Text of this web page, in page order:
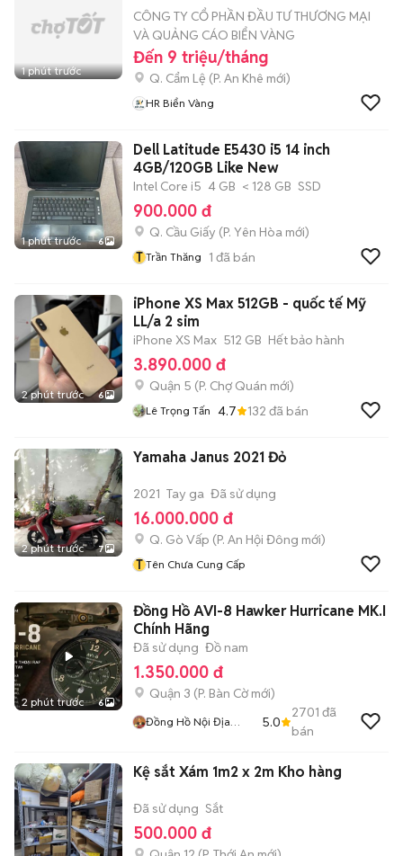
1 phút trước
CÔNG TY CỔ PHẦN ĐẦU TƯ THƯƠNG MẠI
VÀ QUẢNG CÁO BIỂN VÀNG
Đến 9 triệu/tháng
Q. Cẩm Lệ (P. An Khê mới)
HR Biển Vàng
1 phút trước 6
Dell Latitude E5430 i5 14 inch
4GB/120GB Like New
Intel Core i5 4 GB < 128 GB SSD
900.000 đ
Q. Cầu Giấy (P. Yên Hòa mới)
T Trần Thăng 1 đã bán
2 phút trước 6
iPhone XS Max 512GB - quốc tế Mỹ
LL/a 2 sim
iPhone XS Max 512 GB Hết bảo hành
3.890.000 đ
Quận 5 (P. Chợ Quán mới)
Lê Trọng Tấn 4.7 132 đã bán
2 phút trước 7
Yamaha Janus 2021 Đỏ
2021 Tay ga Đã sử dụng
16.000.000 đ
Q. Gò Vấp (P. An Hội Đông mới)
T Tên Chưa Cung Cấp
2 phút trước 6
Đồng Hồ AVI-8 Hawker Hurricane MK.I
Chính Hãng
Đã sử dụng Đồ nam
1.350.000 đ
Quận 3 (P. Bàn Cờmới)
Đồng Hồ Nội Địa
5.0
2701 đã
bán
Kệ sắt Xám 1m2 x 2m Kho hàng
Đã sử dụng Sắt
500.000 đ